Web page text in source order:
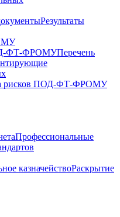
Результаты
ФТ-ФРОМУПеречень
рисков ПОД-ФТ-ФРОМУ
Профессиональные
казначействоРаскрытие